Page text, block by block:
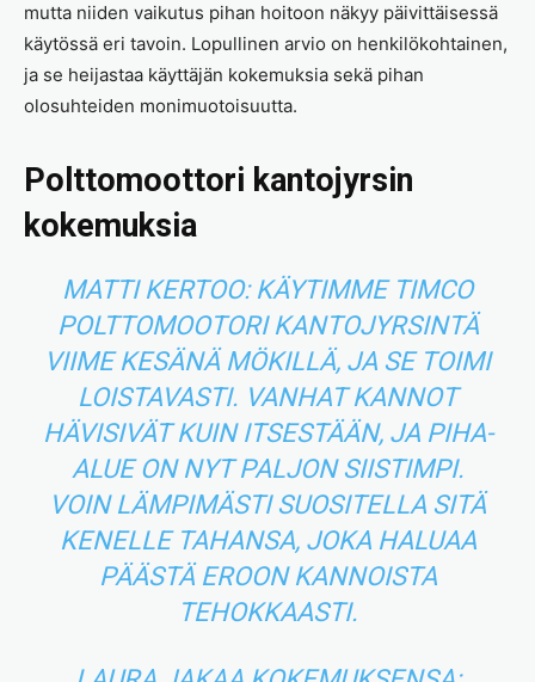
mutta niiden vaikutus pihan hoitoon näkyy päivittäisessä
käytössä eri tavoin. Lopullinen arvio on henkilökohtainen,
ja se heijastaa käyttäjän kokemuksia sekä pihan
olosuhteiden monimuotoisuutta.
Polttomoottori kantojyrsin
kokemuksia
MATTI KERTOO: KÄYTIMME TIMCO
POLTTOMOOTORI KANTOJYRSINTÄ
VIIME KESÄNÄ MÖKILLÄ, JA SE TOIMI
LOISTAVASTI. VANHAT KANNOT
HÄVISIVÄT KUIN ITSESTÄÄN, JA PIHA-
ALUE ON NYT PALJON SIISTIMPI.
VOIN LÄMPIMÄSTI SUOSITELLA SITÄ
KENELLE TAHANSA, JOKA HALUAA
PÄÄSTÄ EROON KANNOISTA
TEHOKKAASTI.